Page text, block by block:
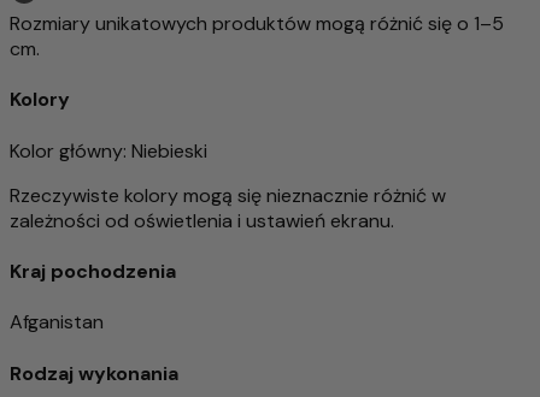
Rozmiary unikatowych produktów mogą różnić się o 1–5
cm.
Kolory
Kolor główny: Niebieski
Rzeczywiste kolory mogą się nieznacznie różnić w
zależności od oświetlenia i ustawień ekranu.
Kraj pochodzenia
Afganistan
Rodzaj wykonania